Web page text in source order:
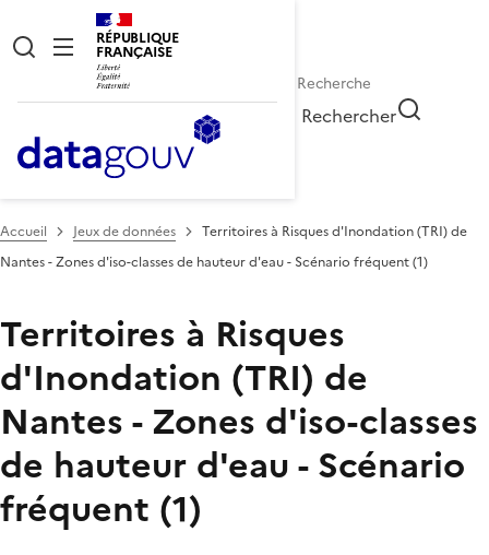
RÉPUBLIQUE
FRANÇAISE
Rechercher
Accueil Jeux de données
Territoires à Risques d'Inondation (TRI) de
Nantes - Zones d'iso-classes de hauteur d'eau - Scénario fréquent (1)
Territoires à Risques
d'Inondation (TRI) de
Nantes - Zones d'iso-classes
de hauteur d'eau - Scénario
fréquent (1)